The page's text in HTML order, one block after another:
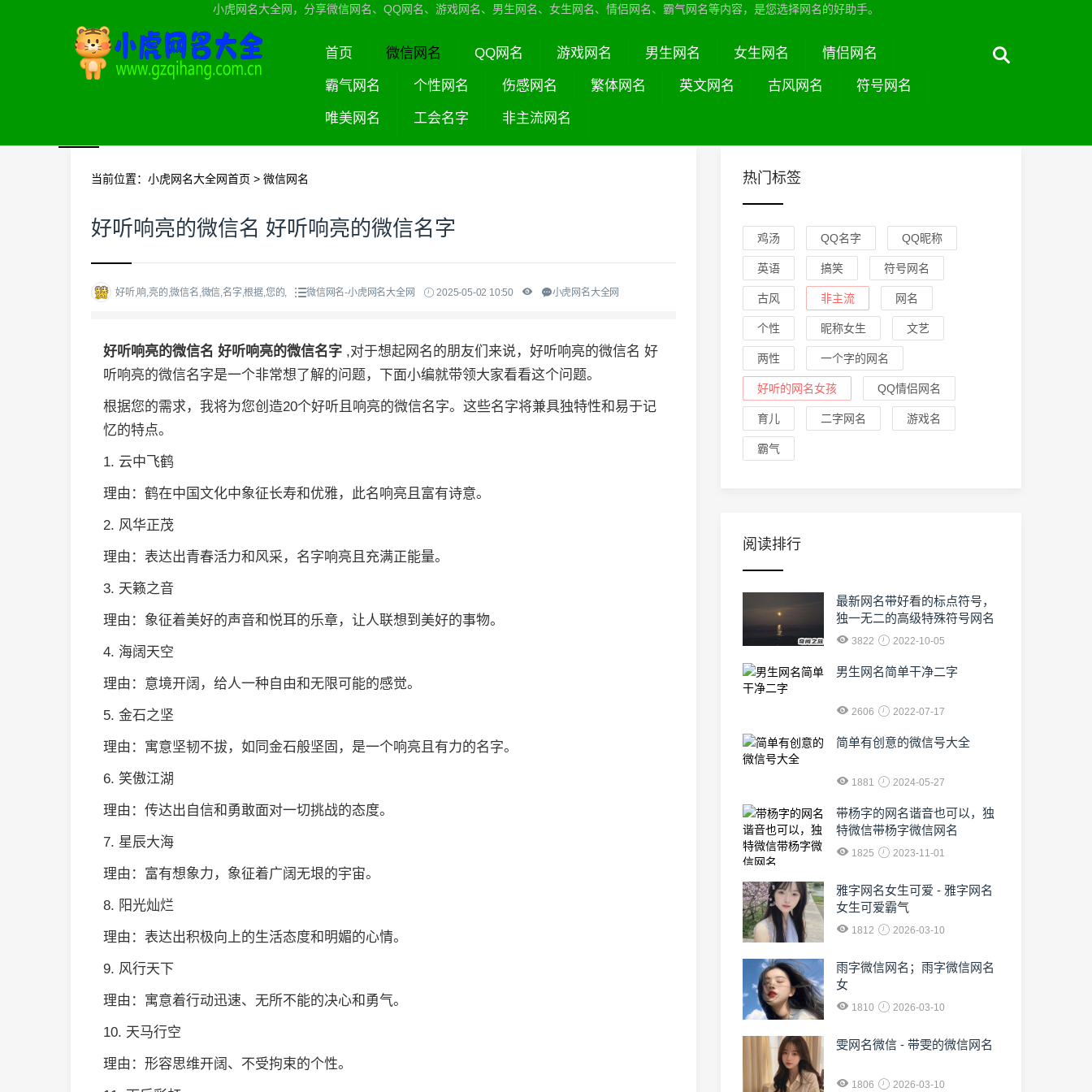
小虎网名大全网，分享微信网名、QQ网名、游戏网名、男生网名、女生网名、情侣网名、霸气网名等内容，是您选择网名的好助手。
首页 微信网名 QQ网名 游戏网名 男生网名 女生网名 情侣网名
霸气网名 个性网名 伤感网名 繁体网名 英文网名 古风网名 符号网名
唯美网名 工会名字 非主流网名
当前位置： 小虎网名大全网首页 > 微信网名
好听响亮的微信名 好听响亮的微信名字
好听,响,亮的,微信名,微信,名字,根据,您的, 微信网名-小虎网名大全网 2025-05-02 10:50 小虎网名大全网
好听响亮的微信名 好听响亮的微信名字 ,对于想起网名的朋友们来说，好听响亮的微信名 好
听响亮的微信名字是一个非常想了解的问题，下面小编就带领大家看看这个问题。
根据您的需求，我将为您创造20个好听且响亮的微信名字。这些名字将兼具独特性和易于记
忆的特点。
1. 云中飞鹤
理由：鹤在中国文化中象征长寿和优雅，此名响亮且富有诗意。
2. 风华正茂
理由：表达出青春活力和风采，名字响亮且充满正能量。
3. 天籁之音
理由：象征着美好的声音和悦耳的乐章，让人联想到美好的事物。
4. 海阔天空
理由：意境开阔，给人一种自由和无限可能的感觉。
5. 金石之坚
理由：寓意坚韧不拔，如同金石般坚固，是一个响亮且有力的名字。
6. 笑傲江湖
理由：传达出自信和勇敢面对一切挑战的态度。
7. 星辰大海
理由：富有想象力，象征着广阔无垠的宇宙。
8. 阳光灿烂
理由：表达出积极向上的生活态度和明媚的心情。
9. 风行天下
理由：寓意着行动迅速、无所不能的决心和勇气。
10. 天马行空
理由：形容思维开阔、不受拘束的个性。
热门标签
鸡汤 QQ名字 QQ昵称
英语 搞笑 符号网名
古风 非主流 网名
个性 昵称女生 文艺
两性 一个字的网名
好听的网名女孩 QQ情侣网名
育儿 二字网名 游戏名
霸气
阅读排行
最新网名带好看的标点符号，
独一无二的高级特殊符号网名
3822 2022-10-05
男生网名简单干净二字
2606 2022-07-17
简单有创意的微信号大全
1881 2024-05-27
​带杨字的网名谐音也可以，独
特微信带杨字微信网名
1825 2023-11-01
雅字网名女生可爱 - 雅字网名
女生可爱霸气
1812 2026-03-10
雨字微信网名；雨字微信网名
女
1810 2026-03-10
雯网名微信 - 带雯的微信网名
1806 2026-03-10